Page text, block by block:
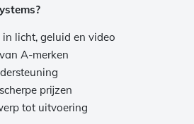
licht, geluid en video
A-merken
prijzen
tot uitvoering